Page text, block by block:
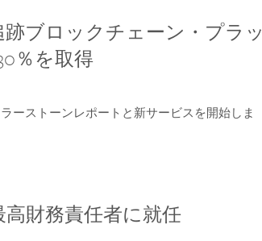
ブロックチェーン・プラッ
％を取得
ーストーンレポートと新サービスを開始しま
財務責任者に就任